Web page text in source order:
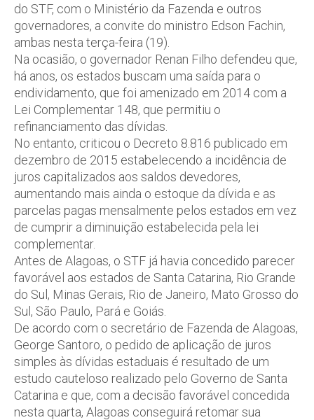
do STF, com o Ministério da Fazenda e outros
governadores, a convite do ministro Edson Fachin,
ambas nesta terça-feira (19).
Na ocasião, o governador Renan Filho defendeu que,
há anos, os estados buscam uma saída para o
endividamento, que foi amenizado em 2014 com a
Lei Complementar 148, que permitiu o
refinanciamento das dívidas.
No entanto, criticou o Decreto 8.816 publicado em
dezembro de 2015 estabelecendo a incidência de
juros capitalizados aos saldos devedores,
aumentando mais ainda o estoque da dívida e as
parcelas pagas mensalmente pelos estados em vez
de cumprir a diminuição estabelecida pela lei
complementar.
Antes de Alagoas, o STF já havia concedido parecer
favorável aos estados de Santa Catarina, Rio Grande
do Sul, Minas Gerais, Rio de Janeiro, Mato Grosso do
Sul, São Paulo, Pará e Goiás.
De acordo com o secretário de Fazenda de Alagoas,
George Santoro, o pedido de aplicação de juros
simples às dívidas estaduais é resultado de um
estudo cauteloso realizado pelo Governo de Santa
Catarina e que, com a decisão favorável concedida
nesta quarta, Alagoas conseguirá retomar sua